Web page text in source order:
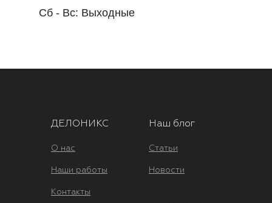
Сб - Вс: Выходные
ДЕЛОНИКС
О нас
Наши работы
Контакты
Наш блог
Статьи
Новости